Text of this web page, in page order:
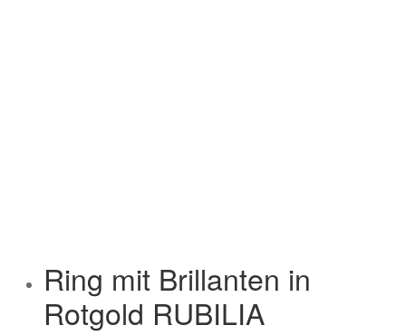
Ring mit Brillanten in
Rotgold RUBILIA